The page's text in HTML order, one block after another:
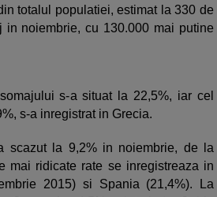
totalul populatiei, estimat la 330 de
in noiembrie, cu 130.000 mai putine
s-a situat la 22,5%, iar cel
s-a inregistrat in Grecia.
scazut la 9,2% in noiembrie, de la
mai ridicate rate se inregistreaza in
2015) si Spania (21,4%). La